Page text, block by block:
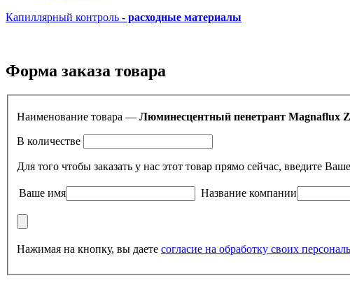
Капиллярный контроль - расходные материалы
Форма заказа товара
Наименование товара — Люминесцентный пенетрант Magnaflux
В количестве
Для того чтобы заказать у нас этот товар прямо сейчас, введите
Ваше имя Название компании
Нажимая на кнопку, вы даете согласие на обработку своих